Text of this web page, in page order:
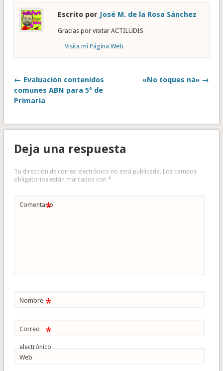
Escrito por José M. de la Rosa Sánchez
Gracias por visitar ACTILUDIS
Visita mi Página Web
← Evaluación contenidos
comunes ABN para 5º de
Primaria
«No toques ná» →
Deja una respuesta
Tu dirección de correo electrónico no será publicada. Los campos
obligatorios están marcados con *
Comentario
*
Nombre *
Correo
electrónico
*
Web